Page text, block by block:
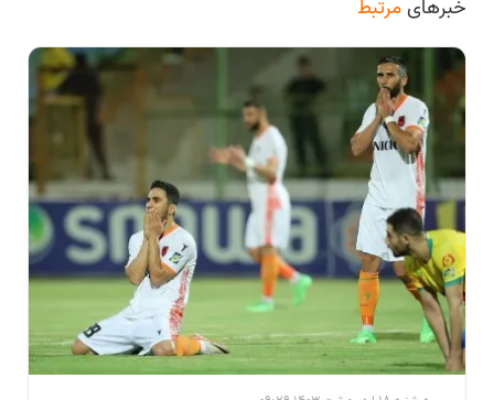
خبرهایمرتبط